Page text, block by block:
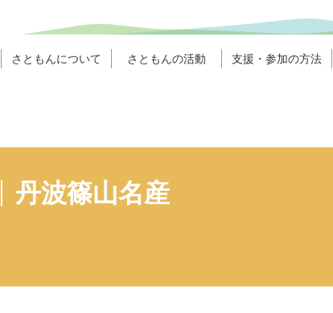
さともんについて さともんの活動 支援・参加の方法
丹波篠山名産